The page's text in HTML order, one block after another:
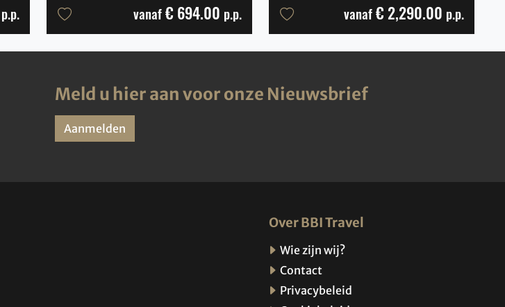
p.p. vanaf€ 694.00 p.p. vanaf€ 2,290.00 p.p.
Meld u hier aan voor onze Nieuwsbrief
Aanmelden
Over BBI Travel
Wie zijn wij?
Contact
Privacybeleid